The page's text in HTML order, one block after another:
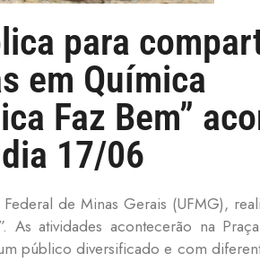
para
em Química
Faz Bem”
17/06
de Minas Gerais (UFMG),
atividades acontecerão na
público diversificado e com